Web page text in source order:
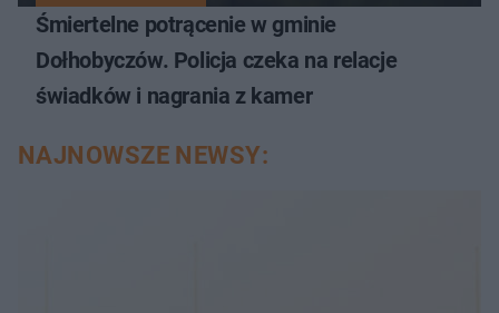
Śmiertelne potrącenie w gminie
Dołhobyczów. Policja czeka na relacje
świadków i nagrania z kamer
NAJNOWSZE NEWSY: